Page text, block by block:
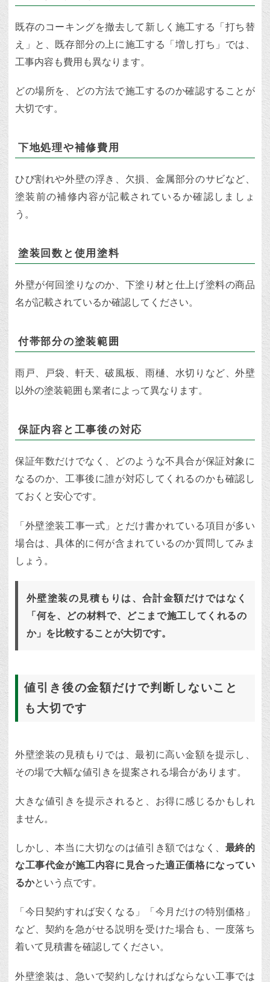
既存のコーキングを撤去して新しく施工する「打ち替
え」と、既存部分の上に施工する「増し打ち」では、
工事内容も費用も異なります。
どの場所を、どの方法で施工するのか確認することが
大切です。
下地処理や補修費用
ひび割れや外壁の浮き、欠損、金属部分のサビなど、
塗装前の補修内容が記載されているか確認しましょ
う。
塗装回数と使用塗料
外壁が何回塗りなのか、下塗り材と仕上げ塗料の商品
名が記載されているか確認してください。
付帯部分の塗装範囲
雨戸、戸袋、軒天、破風板、雨樋、水切りなど、外壁
以外の塗装範囲も業者によって異なります。
保証内容と工事後の対応
保証年数だけでなく、どのような不具合が保証対象に
なるのか、工事後に誰が対応してくれるのかも確認し
ておくと安心です。
「外壁塗装工事一式」とだけ書かれている項目が多い
場合は、具体的に何が含まれているのか質問してみま
しょう。
外壁塗装の見積もりは、合計金額だけではなく
「何を、どの材料で、どこまで施工してくれるの
か」を比較することが大切です。
値引き後の金額だけで判断しないこと
も大切です
外壁塗装の見積もりでは、最初に高い金額を提示し、
その場で大幅な値引きを提案される場合があります。
大きな値引きを提示されると、お得に感じるかもしれ
ません。
しかし、本当に大切なのは値引き額ではなく、 最終的
な工事代金が施工内容に見合った適正価格になってい
るかという点です。
「今日契約すれば安くなる」「今月だけの特別価格」
など、契約を急がせる説明を受けた場合も、一度落ち
着いて見積書を確認してください。
外壁塗装は、急いで契約しなければならない工事では